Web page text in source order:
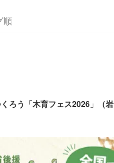
順
ろう「木育フェス2026」（岩